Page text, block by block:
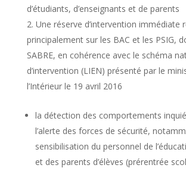
d’étudiants, d’enseignants et de parents
Une réserve d’intervention immédiate
principalement sur les BAC et les PSIG,
SABRE, en cohérence avec le schéma
d’intervention (LIEN) présenté par le
l’Intérieur le 19 avril 2016
la détection des comportements
l’alerte des forces de sécurité,
sensibilisation du personnel de
et des parents d’élèves (prérentrée